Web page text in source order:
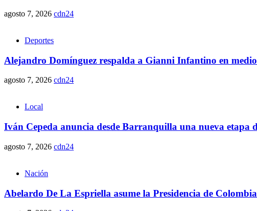
agosto 7, 2026 cdn24
Deportes
Alejandro Domínguez respalda a Gianni Infantino en
agosto 7, 2026 cdn24
Local
Iván Cepeda anuncia desde Barranquilla una nueva etapa
agosto 7, 2026 cdn24
Nación
Abelardo De La Espriella asume la Presidencia de